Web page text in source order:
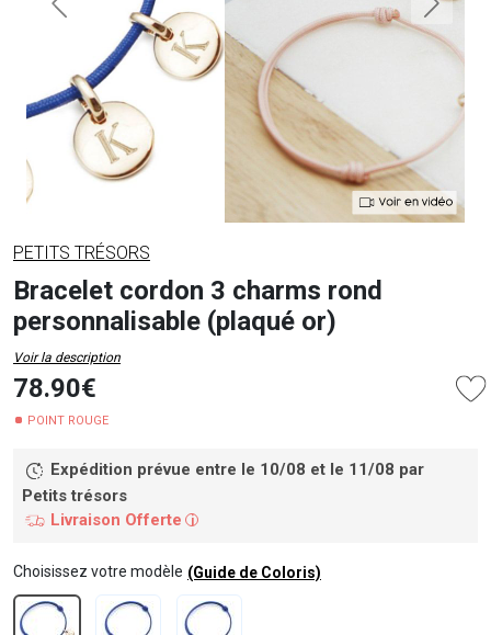
PETITS TRÉSORS
Bracelet cordon 3 charms rond
personnalisable (plaqué or)
Voir la description
78.90€
POINT ROUGE
Expédition prévue entre le 10/08 et le 11/08 par
Petits trésors
Livraison Offerte
i
Choisissez votre modèle (Guide de Coloris)